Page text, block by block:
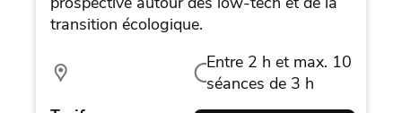
transition écologique.
Entre 2 h et max. 10
séances de 3 h